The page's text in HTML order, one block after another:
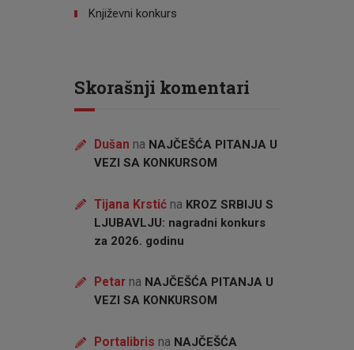
Književni konkurs
Skorašnji komentari
Dušan na NAJČEŠĆA PITANJA U
VEZI SA KONKURSOM
Tijana Krstićna KROZ SRBIJU S
LJUBAVLJU: nagradni konkurs
za 2026. godinu
Petarna NAJČEŠĆA PITANJA U
VEZI SA KONKURSOM
Portalibris na NAJČEŠĆA